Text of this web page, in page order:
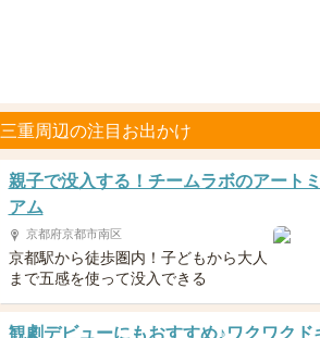
三重周辺の注目お出かけ
親子で没入する！チームラボのアート
アム
京都府京都市南区
京都駅から徒歩圏内！子どもから大人
まで五感を使って没入できる
観劇デビューにもおすすめ♪ワクワクド